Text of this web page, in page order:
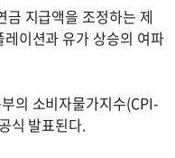
금 지급액을 조정하는 제
이션과 유가 상승의 여파
의 소비자물가지수(CPI-
식 발표된다.